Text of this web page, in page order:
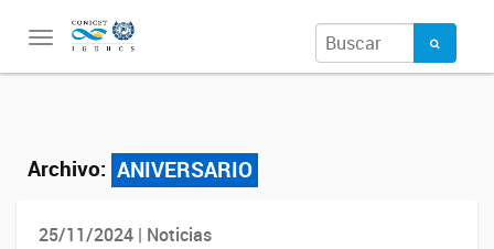
Toggle
Archivo: ANIVERSARIO
25/11/2024 | Noticias